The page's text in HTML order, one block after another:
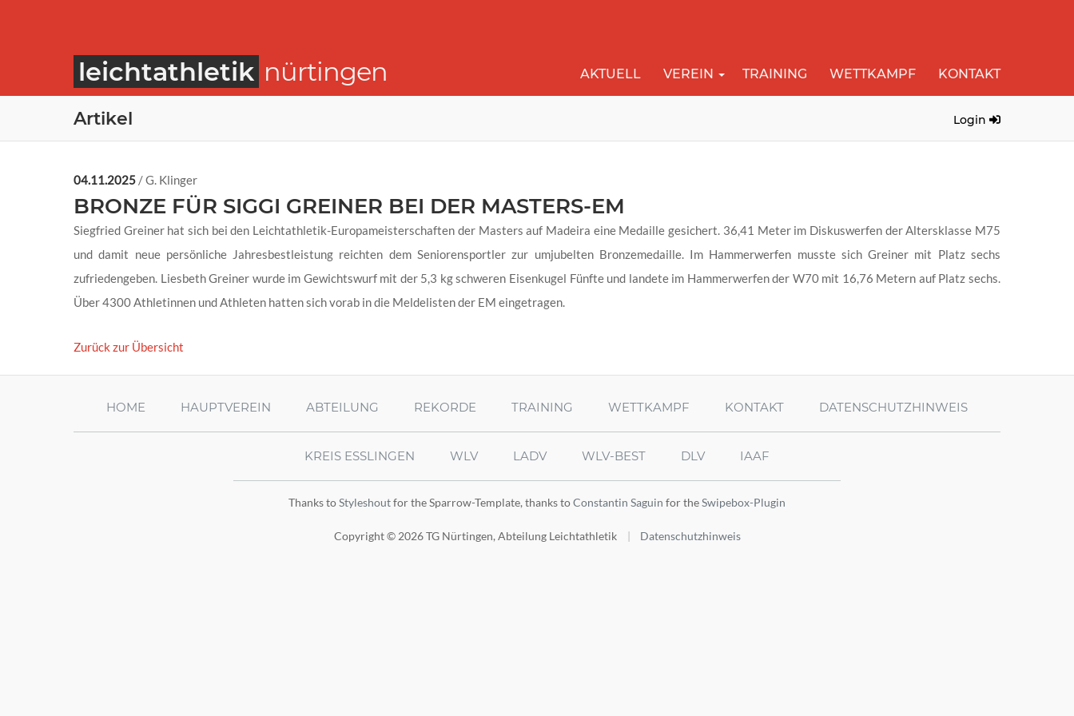
leichtathletik nürtingen AKTUELL VEREIN TRAINING WETTKAMPF KONTAKT
Artikel Login
04.11.2025 / G. Klinger
BRONZE FÜR SIGGI GREINER BEI DER MASTERS-EM
Siegfried Greiner hat sich bei den Leichtathletik-Europameisterschaften der Masters auf Madeira eine Medaille gesichert. 36,41 Meter im Diskuswerfen der Altersklasse M75
und damit neue persönliche Jahresbestleistung reichten dem Seniorensportler zur umjubelten Bronzemedaille. Im Hammerwerfen musste sich Greiner mit Platz sechs
zufriedengeben. Liesbeth Greiner wurde im Gewichtswurf mit der 5,3 kg schweren Eisenkugel Fünfte und landete im Hammerwerfen der W70 mit 16,76 Metern auf Platz sechs.
Über 4300 Athletinnen und Athleten hatten sich vorab in die Meldelisten der EM eingetragen.
Zurück zur Übersicht
HOME HAUPTVEREIN ABTEILUNG REKORDE TRAINING WETTKAMPF KONTAKT DATENSCHUTZHINWEIS
KREIS ESSLINGEN WLV LADV WLV-BEST DLV IAAF
Thanks toStyleshoutfor the Sparrow-Template, thanks toConstantin Saguin for theSwipebox-Plugin
Copyright © 2026 TG Nürtingen, Abteilung Leichtathletik Datenschutzhinweis